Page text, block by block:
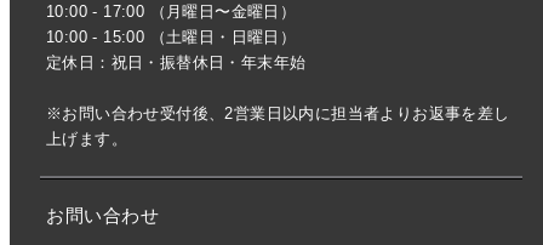
10:00 - 17:00 （月曜日〜金曜日）
10:00 - 15:00 （土曜日・日曜日）
定休日：祝日・振替休日・年末年始
※お問い合わせ受付後、2営業日以内に担当者よりお返事を差し
上げます。
お問い合わせ